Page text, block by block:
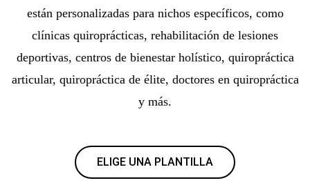
están personalizadas para nichos específicos, como
clínicas quiroprácticas, rehabilitación de lesiones
deportivas, centros de bienestar holístico, quiropráctica
articular, quiropráctica de élite, doctores en quiropráctica
y más.
ELIGE UNA PLANTILLA